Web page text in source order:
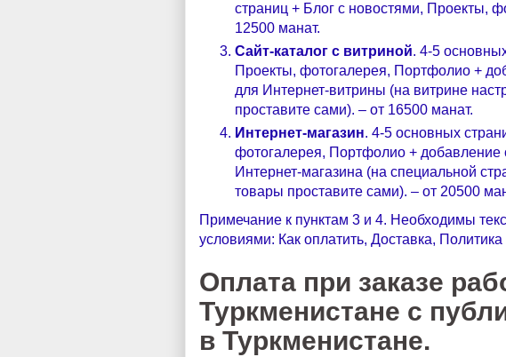
страниц + Блог с новостями, Проекты,
12500 манат.
Сайт-каталог с витриной. 4-5
Проекты, фотогалерея, Портфолио +
для Интернет-витрины (на витрине
проставите сами). – от 16500 манат.
Интернет-магазин. 4-5 основных
фотогалерея, Портфолио + добавление
Интернет-магазина (на специальной
товары проставите сами). – от 20500
Примечание к пунктам 3 и 4. Необходимы
условиями: Как оплатить, Доставка,
Оплата при заказе
Туркменистане с
в Туркменистане.